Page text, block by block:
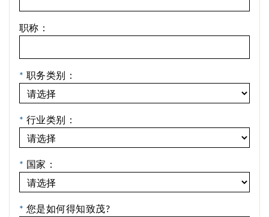
职称：
* 职务类别：
* 行业类别：
* 国家：
* 您是如何得知致茂?